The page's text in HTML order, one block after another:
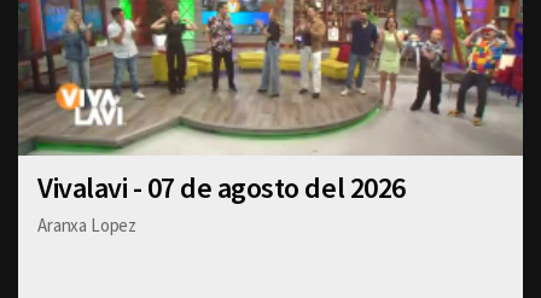
Vivalavi - 07 de agosto del 2026
Aranxa Lopez